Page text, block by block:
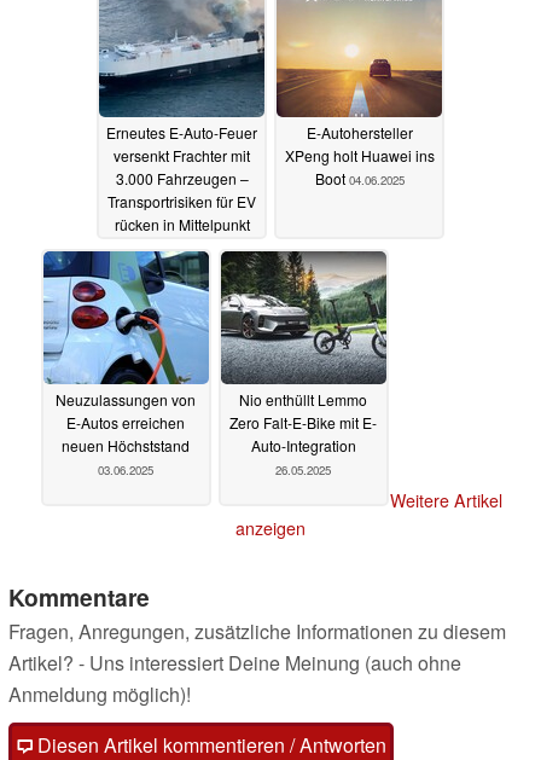
09.07.2025
Erneutes E-Auto-Feuer
versenkt Frachter mit
3.000 Fahrzeugen –
Transportrisiken für EV
rücken in Mittelpunkt
26.06.2025
E-Autohersteller
XPeng holt Huawei ins
Boot 04.06.2025
Neuzulassungen von
E-Autos erreichen
neuen Höchststand
03.06.2025
Nio enthüllt Lemmo
Zero Falt-E-Bike mit E-
Auto-Integration
26.05.2025
Weitere Artikel
anzeigen
Kommentare
Fragen, Anregungen, zusätzliche Informationen zu diesem
Artikel? - Uns interessiert Deine Meinung (auch ohne
Anmeldung möglich)!
Diesen Artikel kommentieren / Antworten